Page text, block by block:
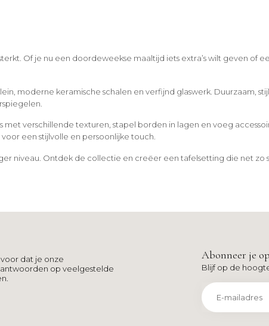
Of je nu een doordeweekse maaltijd iets extra’s wilt geven of
moderne keramische schalen en verfijnd glaswerk. Duurzaam,
verschillende texturen, stapel borden in lagen en voeg
een stijlvolle en persoonlijke touch.
niveau. Ontdek de collectie en creëer een tafelsetting die net zo
dat je onze
op veelgestelde
Abonneer je
Blijf op de